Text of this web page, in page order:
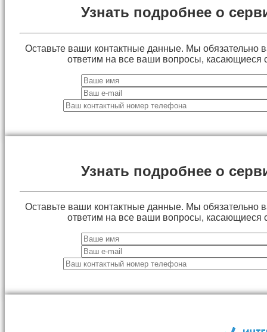
Узнать подробнее о
Оставьте ваши контактные данные. Мы обязательно
ответим на все ваши вопросы, касающиеся
Узнать подробнее о
Оставьте ваши контактные данные. Мы обязательно
ответим на все ваши вопросы, касающиеся